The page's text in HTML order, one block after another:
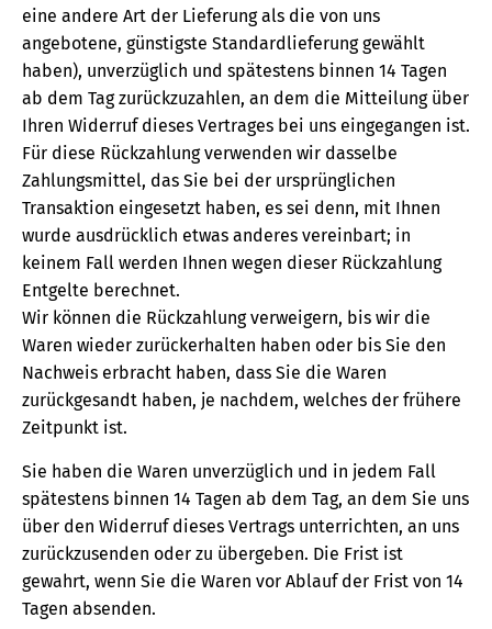
eine andere Art der Lieferung als die von uns
angebotene, günstigste Standardlieferung gewählt
haben), unverzüglich und spätestens binnen 14 Tagen
ab dem Tag zurückzuzahlen, an dem die Mitteilung über
Ihren Widerruf dieses Vertrages bei uns eingegangen ist.
Für diese Rückzahlung verwenden wir dasselbe
Zahlungsmittel, das Sie bei der ursprünglichen
Transaktion eingesetzt haben, es sei denn, mit Ihnen
wurde ausdrücklich etwas anderes vereinbart; in
keinem Fall werden Ihnen wegen dieser Rückzahlung
Entgelte berechnet.
Wir können die Rückzahlung verweigern, bis wir die
Waren wieder zurückerhalten haben oder bis Sie den
Nachweis erbracht haben, dass Sie die Waren
zurückgesandt haben, je nachdem, welches der frühere
Zeitpunkt ist.
Sie haben die Waren unverzüglich und in jedem Fall
spätestens binnen 14 Tagen ab dem Tag, an dem Sie uns
über den Widerruf dieses Vertrags unterrichten, an uns
zurückzusenden oder zu übergeben. Die Frist ist
gewahrt, wenn Sie die Waren vor Ablauf der Frist von 14
Tagen absenden.